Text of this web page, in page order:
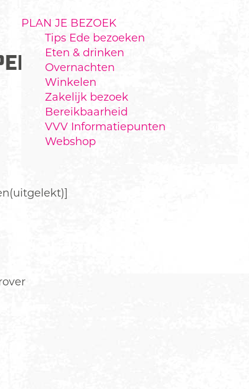
PLAN JE BEZOEK
Tips Ede bezoeken
Eten & drinken
Overnachten
Winkelen
Zakelijk bezoek
Bereikbaarheid
VVV Informatiepunten
Webshop
EN KOOLSLA